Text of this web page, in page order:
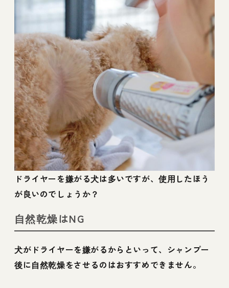
ドライヤーを嫌がる犬は多いですが、使用したほう
が良いのでしょうか？
自然乾燥はNG
犬がドライヤーを嫌がるからといって、シャンプー
後に自然乾燥をさせるのはおすすめできません。